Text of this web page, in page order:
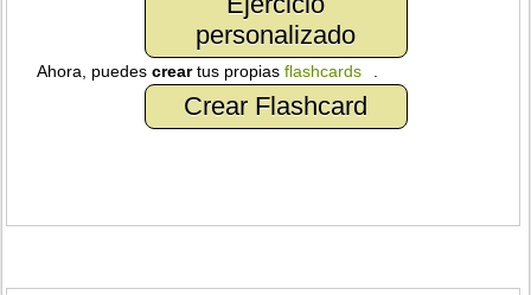
personalizado
Ahora, puedescreartus propiasflashcards
Crear Flashcard